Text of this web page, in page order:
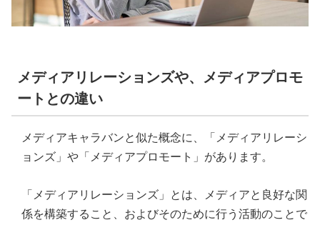
メディアリレーションズや、メディアプロモ
ートとの違い
メディアキャラバンと似た概念に、「メディアリレーシ
ョンズ」や「メディアプロモート」があります。
「メディアリレーションズ」とは、メディアと良好な関
係を構築すること、およびそのために行う活動のことで